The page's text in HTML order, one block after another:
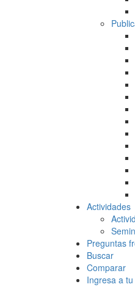
Actividades
Preguntas
Buscar
Comparar
Ingresa a